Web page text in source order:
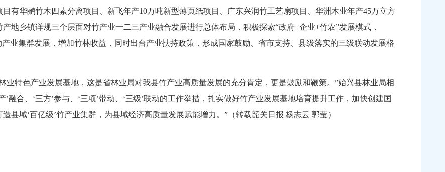
华鹂竹木四素分离项目、新飞年产10万吨新型薄页纸项目、广东兴润竹工艺扇项目、华洲木业年产45万立方
地乡镇详规三个层面对竹产业一二三产业融合发展进行总体布局，积极探索“政府+企业+竹农”发展模式，
业集群发展，增加竹林收益，同时出台产业扶持政策，形成国家鼓励、省市支持、县级落实的三级联动发展格
特色产业发展基地，这是省林业局对我县竹产业高质量发展的充分肯定，更是鼓励和鞭策。”始兴县林业局相
’融合、‘三方’参与、‘三项’带动、‘三级’联动的工作举措，扎实做好竹产业发展基地培育提升工作，加快创建国
县域‘百亿级’竹产业集群，为县域经济高质量发展赋能增力。”（转载韶关日报 杨志云 郭莹）